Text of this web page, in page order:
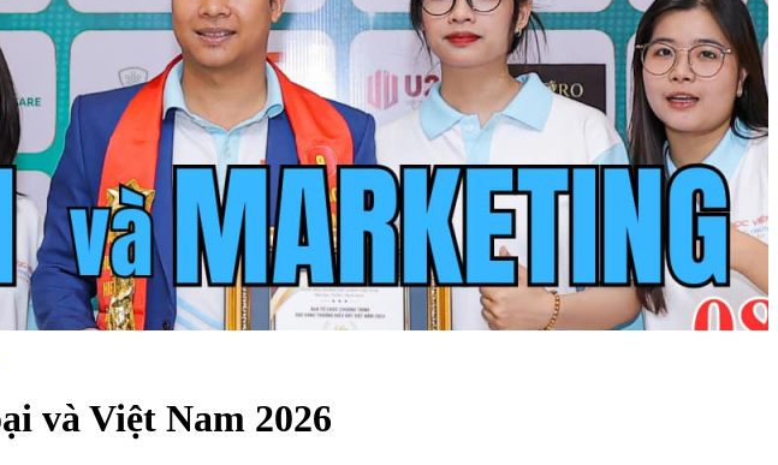
và Việt Nam 2026